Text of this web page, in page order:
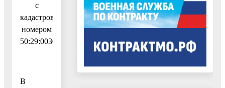
с
кадастровым
номером
50:29:0030102:4114
В